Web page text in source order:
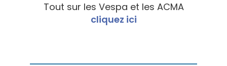
Tout sur les Vespa et les ACMA
cliquez ici